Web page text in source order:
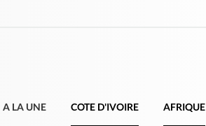
A LA UNE COTE D'IVOIRE AFRIQUE